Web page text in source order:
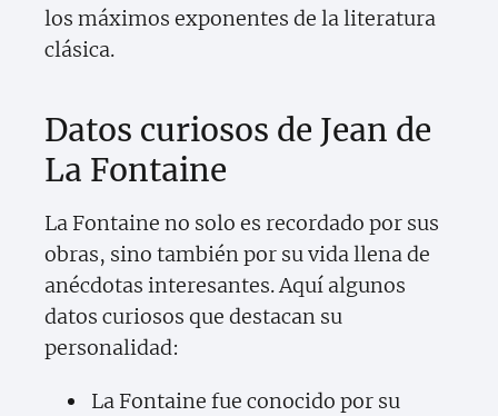
los máximos exponentes de la literatura
clásica.
Datos curiosos de Jean de
La Fontaine
La Fontaine no solo es recordado por sus
obras, sino también por su vida llena de
anécdotas interesantes. Aquí algunos
datos curiosos que destacan su
personalidad:
La Fontaine fue conocido por su